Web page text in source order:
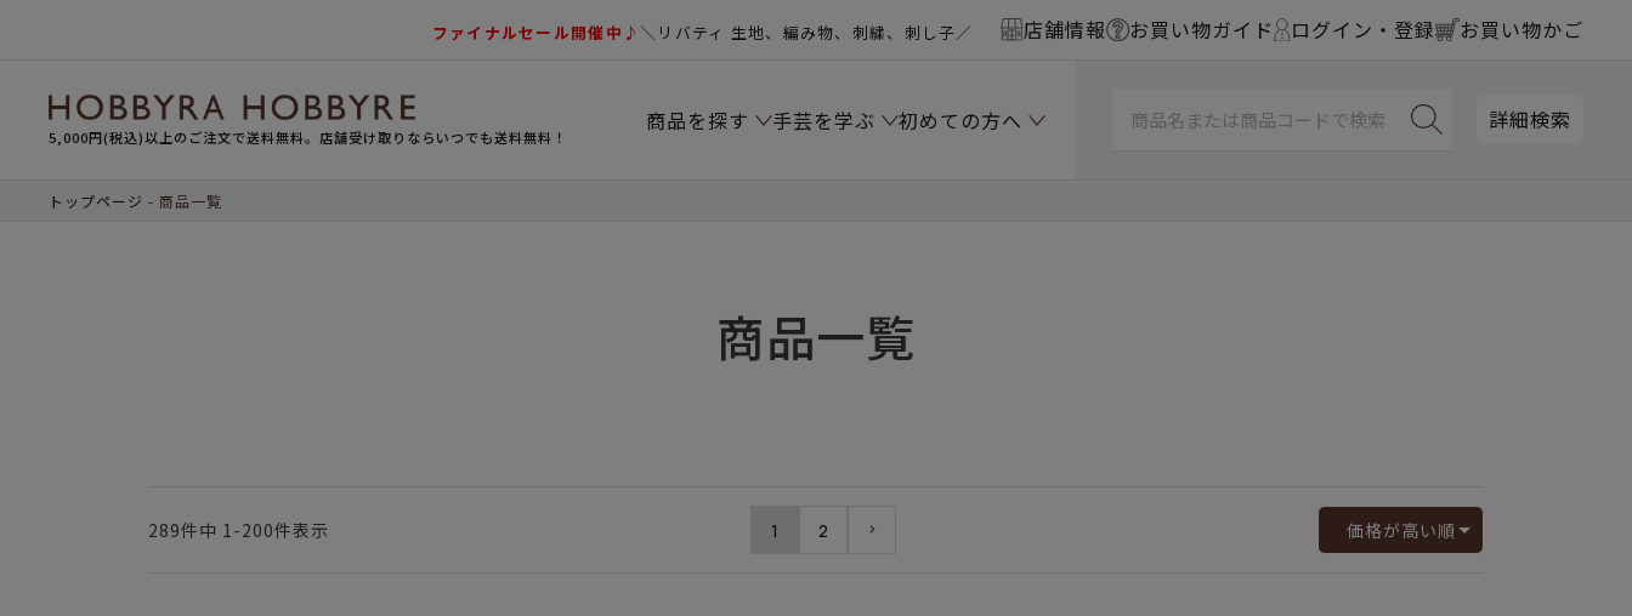
ファイナルセール開催中♪＼リバティ 生地、編み物、刺繍、刺し子／ 店舗情報 お買い物ガイド ログイン・登録 お買い物かご
5,000円(税込)以上のご注文で送料無料。店舗受け取りならいつでも送料無料！
商品を探す 手芸を学ぶ 初めての方へ 詳細検索
トップページ 商品一覧
商品一覧
価格が高い順
289件中 1 -200件表示 1 2